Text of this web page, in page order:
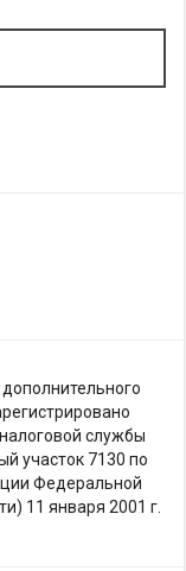
службы
участок 7130 по
Федеральной
11 января 2001 г.